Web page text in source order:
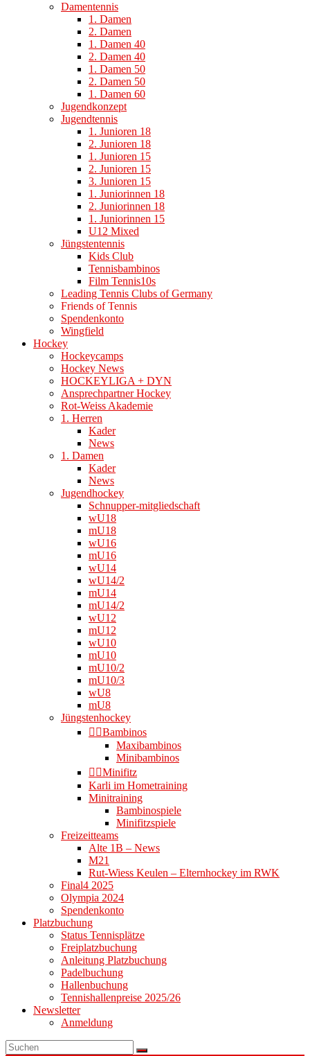
Damentennis
1. Damen
2. Damen
1. Damen 40
2. Damen 40
1. Damen 50
2. Damen 50
1. Damen 60
Jugendkonzept
Jugendtennis
1. Junioren 18
2. Junioren 18
1. Junioren 15
2. Junioren 15
3. Junioren 15
1. Juniorinnen 18
2. Juniorinnen 18
1. Juniorinnen 15
U12 Mixed
Jüngstentennis
Kids Club
Tennisbambinos
Film Tennis10s
Leading Tennis Clubs of Germany
Friends of Tennis
Spendenkonto
Wingfield
Hockey
Hockeycamps
Hockey News
HOCKEYLIGA + DYN
Ansprechpartner Hockey
Rot-Weiss Akademie
1. Herren
Kader
News
1. Damen
Kader
News
Jugendhockey
Schnupper-mitgliedschaft
wU18
mU18
wU16
mU16
wU14
wU14/2
mU14
mU14/2
wU12
mU12
wU10
mU10
mU10/2
mU10/3
wU8
mU8
Jüngstenhockey
👉🏻Bambinos
Maxibambinos
Minibambinos
👉🏻Minifitz
Karli im Hometraining
Minitraining
Bambinospiele
Minifitzspiele
Freizeitteams
Alte 1B – News
M21
Rut-Wiess Keulen – Elternhockey im RWK
Final4 2025
Olympia 2024
Spendenkonto
Platzbuchung
Status Tennisplätze
Freiplatzbuchung
Anleitung Platzbuchung
Padelbuchung
Hallenbuchung
Tennishallenpreise 2025/26
Newsletter
Anmeldung